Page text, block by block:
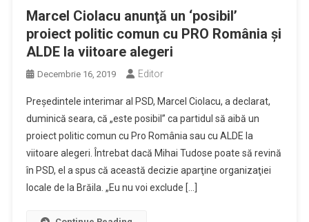
Marcel Ciolacu anunţă un ‘posibil’
proiect politic comun cu PRO România şi
ALDE la viitoare alegeri
Decembrie 16, 2019 Editor
Preşedintele interimar al PSD, Marcel Ciolacu, a declarat,
duminică seara, că „este posibil” ca partidul să aibă un
proiect politic comun cu Pro România sau cu ALDE la
viitoare alegeri. Întrebat dacă Mihai Tudose poate să revină
în PSD, el a spus că această decizie aparţine organizaţiei
locale de la Brăila. „Eu nu voi exclude […]